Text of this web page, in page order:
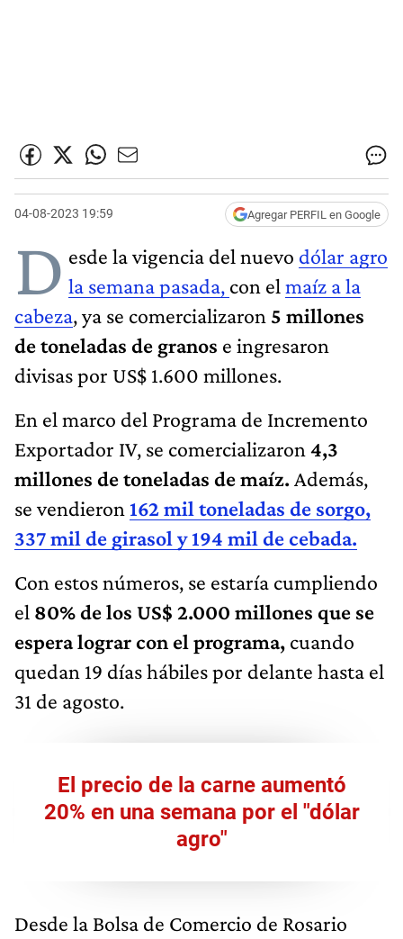
04-08-2023 19:59 Agregar PERFIL en Google
D esde la vigencia del nuevo dólar agro
la semana pasada, con el maíz a la
cabeza, ya se comercializaron 5 millones
de toneladas de granos e ingresaron
divisas por US$ 1.600 millones.
En el marco del Programa de Incremento
Exportador IV, se comercializaron 4,3
millones de toneladas de maíz. Además,
se vendieron 162 mil toneladas de sorgo,
337 mil de girasol y 194 mil de cebada.
Con estos números, se estaría cumpliendo
el 80% de los US$ 2.000 millones que se
espera lograr con el programa, cuando
quedan 19 días hábiles por delante hasta el
31 de agosto.
El precio de la carne aumentó
20% en una semana por el "dólar
agro"
Desde la Bolsa de Comercio de Rosario